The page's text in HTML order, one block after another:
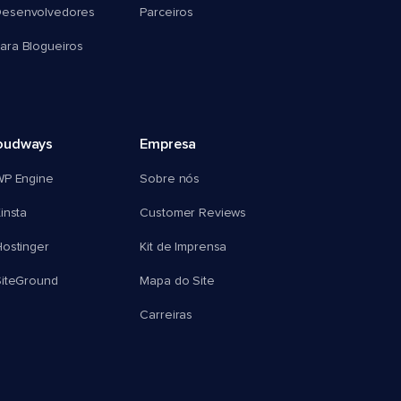
Blogueiros
Parceiros
Engine
Empresa
Sobre nós
Customer Reviews
Kit de Imprensa
Mapa do Site
Carreiras